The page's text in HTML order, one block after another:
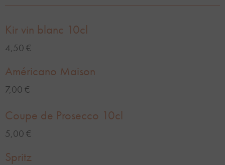
Kir vin blanc 10cl
4,50 €
Américano Maison
7,00 €
Coupe de Prosecco 10cl
5,00 €
Spritz